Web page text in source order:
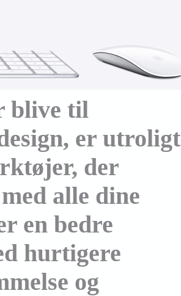
blive til
er utroligt
der
alle dine
en bedre
hurtigere
og